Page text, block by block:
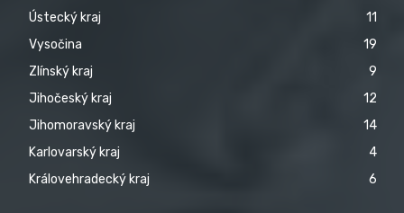
Ústecký kraj
11
Vysočina
19
Zlínský kraj
9
Jihočeský kraj
12
Jihomoravský kraj
14
Karlovarský kraj
4
Královehradecký kraj
6